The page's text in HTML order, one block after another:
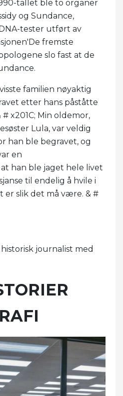
tallet ble to organer
og Sundance,
tester utført av
fremste
slo fast at de
familien nøyaktig
etter hans påståtte
x201C; Min oldemor,
Lula, var veldig
han ble begravet, og
en
han ble jaget hele livet
til endelig å hvile i
er slik det må være. & #
journalist med